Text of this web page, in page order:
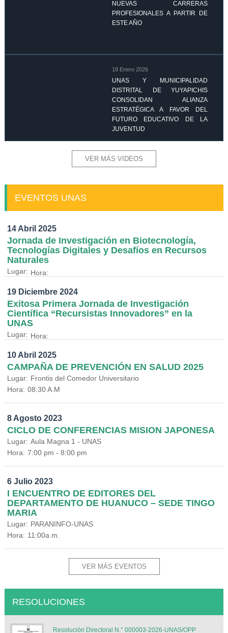
NUEVAS CARRERAS
PROFESIONALES A PARTIR DE
ESTE AÑO
18 Enero 2026
UNAS Y MUNICIPALIDAD
DISTRITAL DE YUYAPICHIS
CONSOLIDAN ALIANZA
ESTRATÉGICA A FAVOR DEL
FUTURO EDUCATIVO DE LA
JUVENTUD
VER MÁS VIDEOS
EVENTOS UNAS
14 Abril 2025
Jornada de Investigación en Biotecnología,
Tecnologías Digitales y Desafíos en Recursos
Naturales
Lugar: Hora:
19 Diciembre 2024
Exitosa Primera Jornada de Investigación
Científica “Recursistas Innovadores” en la
UNAS
Lugar: Hora:
10 Abril 2025
CAMPAÑA DE PREVENCIÓN EN SALUD 2025
Lugar: Frontis del Comedor Universitario
Hora: 08:30 A.M
8 Agosto 2023
CICLO DE CONFERENCIAS MISION JAPONESA
Lugar: Aula Magna 1 - UNAS
Hora: 7:00 pm - 8:00 pm
6 Julio 2023
I ENCUENTRO DE EDITORES DEL
DEPARTAMENTO DE HUANUCO – SEDE TINGO
MARIA
Lugar: PARANINFO-UNAS
Hora: 11:00a.m.
VER MÁS EVENTOS
RESOLUCIONES
Resolución Directoral N.° 000003-2026-UNAS/OPP